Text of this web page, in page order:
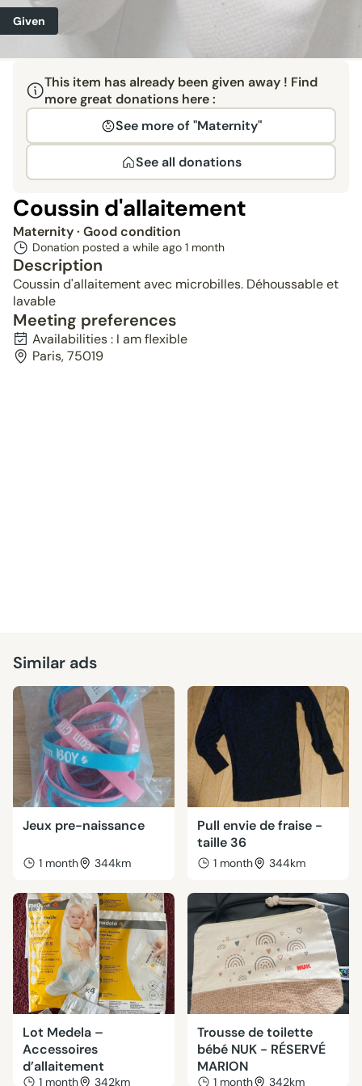
Given
This item has already been given away ! Find
more great donations here :
See more of "Maternity"
See all donations
Coussin d'allaitement
Maternity· Good condition
Donation posted a while ago 1 month
Description
Coussin d'allaitement avec microbilles. Déhoussable et
lavable
Meeting preferences
Availabilities : I am flexible
Paris, 75019
Similar ads
Jeux pre-naissance
1 month 344km
Pull envie de fraise -
taille 36
1 month 344km
Lot Medela –
Accessoires
d’allaitement
1 month 342km
Trousse de toilette
bébé NUK - RÉSERVÉ
MARION
1 month 342km